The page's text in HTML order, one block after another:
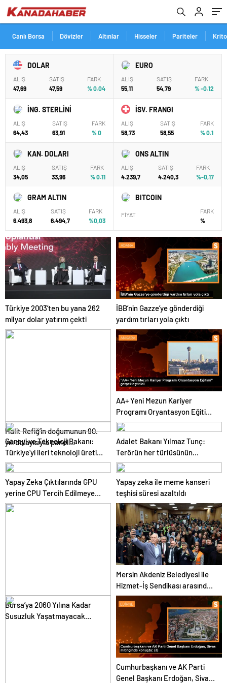
Canlı Borsa Dövizler Altınlar Hisseler Pariteler
DOLAR
ALIŞ
47,69
SATIŞ
47,59
FARK
% 0.04
EURO
ALIŞ
55,11
SATIŞ
54,79
FARK
% -0.12
İNG. STERLİNİ
ALIŞ
64,43
SATIŞ
63,91
FARK
% 0
İSV. FRANGI
ALIŞ
58,73
SATIŞ
58,55
FARK
% 0.1
KAN. DOLARI
ALIŞ
34,05
SATIŞ
33,96
FARK
% 0.11
ONS ALTIN
ALIŞ
4.239,7
SATIŞ
4.240,3
FARK
%-0,17
GRAM ALTIN
ALIŞ
6.493,8
SATIŞ
6.494,7
FARK
%0,03
BITCOIN
FİYAT
FARK
%
Türkiye 2003’ten bu yana 262
milyar dolar yatırım çekti
İBB’nin Gazze’ye gönderdiği
yardım tırları yola çıktı
Halit Refiğ’in doğumunun 90.
yılı dolayısıyla panel
düzenlendi
AA+ Yeni Mezun Kariyer
Programı Oryantasyon Eğitimi
Gerçekleştirildi
Sanayi ve Teknoloji Bakanı:
Türkiye’yi ileri teknoloji üretim
merkezi haline getireceğiz
Adalet Bakanı Yılmaz Tunç:
Terörün her türlüsünün
kökünü kazıyıncaya
mücadelemiz devam edecek
Yapay Zeka Çıktılarında GPU
yerine CPU Tercih Edilmeye
Başlandı
Yapay zeka ile meme kanseri
teşhisi süresi azaltıldı
Bursa’ya 2060 Yılına Kadar
Susuzluk Yaşatmayacak
Mersin Akdeniz Belediyesi ile
Hizmet-İş Sendikası arasında
toplu iş sözleşmesi imzalandı
Cumhurbaşkanı ve AK Parti
Genel Başkanı Erdoğan, Sivas